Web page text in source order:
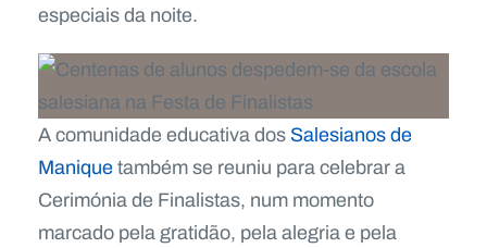
especiais da noite.
A comunidade educativa dosSalesianos de
Maniquetambém se reuniu para celebrar a
Cerimónia de Finalistas, num momento
marcado pela gratidão, pela alegria e pela